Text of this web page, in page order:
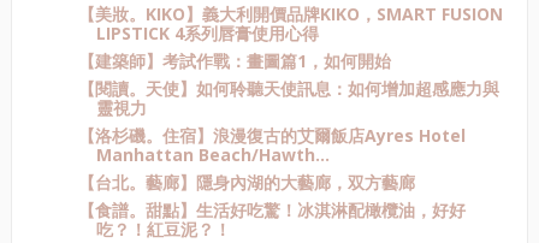
【美妝。KIKO】義大利開價品牌KIKO，SMART FUSION
LIPSTICK 4系列唇膏使用心得
【建築師】考試作戰：畫圖篇1，如何開始
【閱讀。天使】如何聆聽天使訊息：如何增加超感應力與
靈視力
【洛杉磯。住宿】浪漫復古的艾爾飯店Ayres Hotel
Manhattan Beach/Hawth...
【台北。藝廊】隱身內湖的大藝廊，双方藝廊
【食譜。甜點】生活好吃驚！冰淇淋配橄欖油，好好
吃？！紅豆泥？！